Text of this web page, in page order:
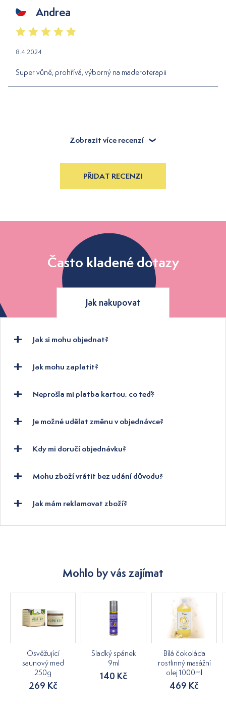
Andrea
8.4.2024
Super vůně, prohřívá, výborný na maderoterapii
Zobrazit více recenzí
PŘIDAT RECENZI
Často kladené dotazy
Jak nakupovat
Jak si mohu objednat?
Jak mohu zaplatit?
Neprošla mi platba kartou, co teď?
Je možné udělat změnu v objednávce?
Kdy mi doručí objednávku?
Mohu zboží vrátit bez udání důvodu?
Jak mám reklamovat zboží?
Mohlo by vás zajímat
Osvěžující
saunový med
250g
269 Kč
Sladký spánek
9ml
140 Kč
Bílá čokoláda
rostlinný masážní
olej 1000ml
469 Kč